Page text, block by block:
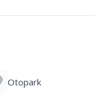
Otopark